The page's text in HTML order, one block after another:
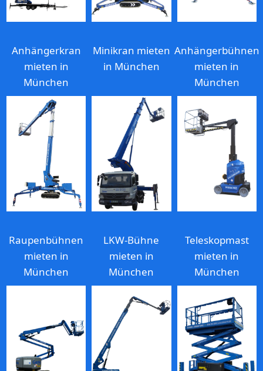
Anhängerkran
mieten in
München
Minikran mieten
in München
Anhängerbühnen
mieten in
München
Raupenbühnen
mieten in
München
LKW-Bühne
mieten in
München
Teleskopmast
mieten in
München